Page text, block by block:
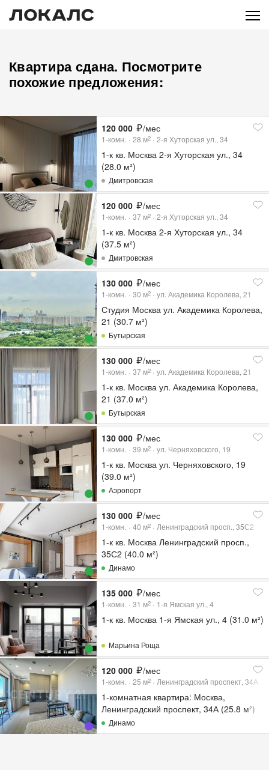
Квартира сдана. Посмотрите
похожие предложения:
120 000 /мес
1-комн. 28 м2 2-я Хуторская ул., 34
1-к кв. Москва 2-я Хуторская ул., 34
(28.0 м²)
Дмитровская
120 000 /мес
1-комн. 37 м2 2-я Хуторская ул., 34
1-к кв. Москва 2-я Хуторская ул., 34
(37.5 м²)
Дмитровская
130 000 /мес
1-комн. 30 м2 ул. Академика Королева, 21
Студия Москва ул. Академика Королева,
21 (30.7 м²)
Бутырская
130 000 /мес
1-комн. 37 м2 ул. Академика Королева, 21
1-к кв. Москва ул. Академика Королева,
21 (37.0 м²)
Бутырская
130 000 /мес
1-комн. 39 м2 ул. Черняховского, 19
1-к кв. Москва ул. Черняховского, 19
(39.0 м²)
Аэропорт
130 000 /мес
1-комн. 40 м2 Ленинградский просп., 35С2
1-к кв. Москва Ленинградский просп.,
35С2 (40.0 м²)
Динамо
135 000 /мес
1-комн. 31 м2 1-я Ямская ул., 4
1-к кв. Москва 1-я Ямская ул., 4 (31.0 м²)
Марьина Роща
120 000 /мес
1-комн. 25 м2 Ленинградский проспект, 34А
1-комнатная квартира: Москва,
Ленинградский проспект, 34А (25.8 м²)
Динамо